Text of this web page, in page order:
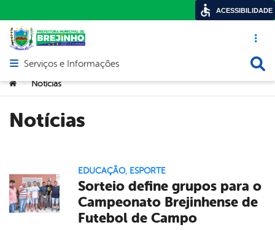
Acesso
Abrir menu principal de navegação
Serviços e Informações
Você está aqui:
> Notícias
Notícias
EDUCAÇÃO, ESPORTE
Sorteio define grupos para o
Campeonato Brejinhense de
Futebol de Campo
ACESSIBILIDADE